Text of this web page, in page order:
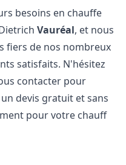
besoins en chauffe
Vauréal, et nous
fiers de nos nombreux
satisfaits. N'hésitez
contacter pour
devis gratuit et sans
pour votre chauff